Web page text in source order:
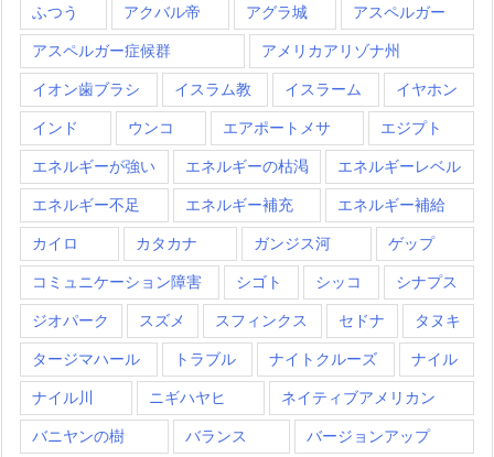
ふつう アクバル帝 アグラ城 アスペルガー
アスペルガー症候群 アメリカアリゾナ州
イオン歯ブラシ イスラム教 イスラーム イヤホン
インド ウンコ エアポートメサ エジプト
エネルギーが強い エネルギーの枯渇 エネルギーレベル
エネルギー不足 エネルギー補充 エネルギー補給
カイロ カタカナ ガンジス河 ゲップ
コミュニケーション障害 シゴト シッコ シナプス
ジオパーク スズメ スフィンクス セドナ タヌキ
タージマハール トラブル ナイトクルーズ ナイル
ナイル川 ニギハヤヒ ネイティブアメリカン
バニヤンの樹 バランス バージョンアップ